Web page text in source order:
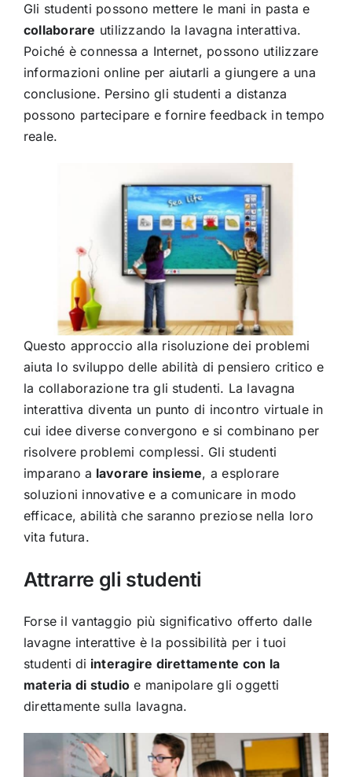
Gli studenti possono mettere le mani in pasta e
collaborare utilizzando la lavagna interattiva.
Poiché è connessa a Internet, possono utilizzare
informazioni online per aiutarli a giungere a una
conclusione. Persino gli studenti a distanza
possono partecipare e fornire feedback in tempo
reale.
Questo approccio alla risoluzione dei problemi
aiuta lo sviluppo delle abilità di pensiero critico e
la collaborazione tra gli studenti. La lavagna
interattiva diventa un punto di incontro virtuale in
cui idee diverse convergono e si combinano per
risolvere problemi complessi. Gli studenti
imparano a lavorare insieme, a esplorare
soluzioni innovative e a comunicare in modo
efficace, abilità che saranno preziose nella loro
vita futura.
Attrarre gli studenti
Forse il vantaggio più significativo offerto dalle
lavagne interattive è la possibilità per i tuoi
studenti di interagire direttamente con la
materia di studio e manipolare gli oggetti
direttamente sulla lavagna.